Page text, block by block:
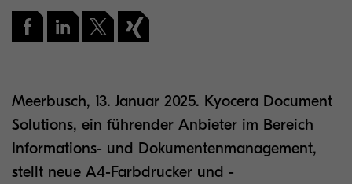
Meerbusch, 13. Januar 2025. Kyocera Document
Solutions, ein führender Anbieter im Bereich
Informations- und Dokumentenmanagement,
stellt neue A4-Farbdrucker und -